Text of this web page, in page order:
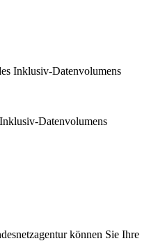
Inklusiv-Datenvolumens
Datenvolumens
können Sie